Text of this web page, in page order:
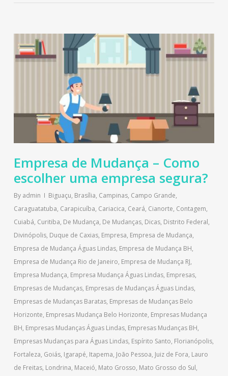
Empresa de Mudança – Como
escolher uma empresa segura?
By admin Biguaçu, Brasília, Campinas, Campo Grande,
Caraguatatuba, Carapicuíba, Cariacica, Ceará, Cianorte, Contagem,
Cuiabá, Curitiba, De Mudança, De Mudanças, Dicas, Distrito Federal,
Divinópolis, Duque de Caxias, Empresa, Empresa de Mudança,
Empresa de Mudança Águas Lindas, Empresa de Mudança BH,
Empresa de Mudança Rio de Janeiro, Empresa de Mudança RJ,
Empresa Mudança, Empresa Mudança Águas Lindas, Empresas,
Empresas de Mudanças, Empresas de Mudanças Águas Lindas,
Empresas de Mudanças Baratas, Empresas de Mudanças Belo
Horizonte, Empresas Mudança Belo Horizonte, Empresas Mudança
BH, Empresas Mudanças Águas Lindas, Empresas Mudanças BH,
Empresas Mudanças para Águas Lindas, Espírito Santo, Florianópolis,
Fortaleza, Goiás, Igarapé, Itapema, João Pessoa, Juiz de Fora, Lauro
de Freitas, Londrina, Maceió, Mato Grosso, Mato Grosso do Sul,